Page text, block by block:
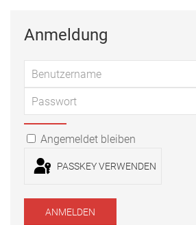
Anmeldung
Passwort
PASSWORT ANZEIGEN
Angemeldet bleiben
PASSKEY VERWENDEN
ANMELDEN